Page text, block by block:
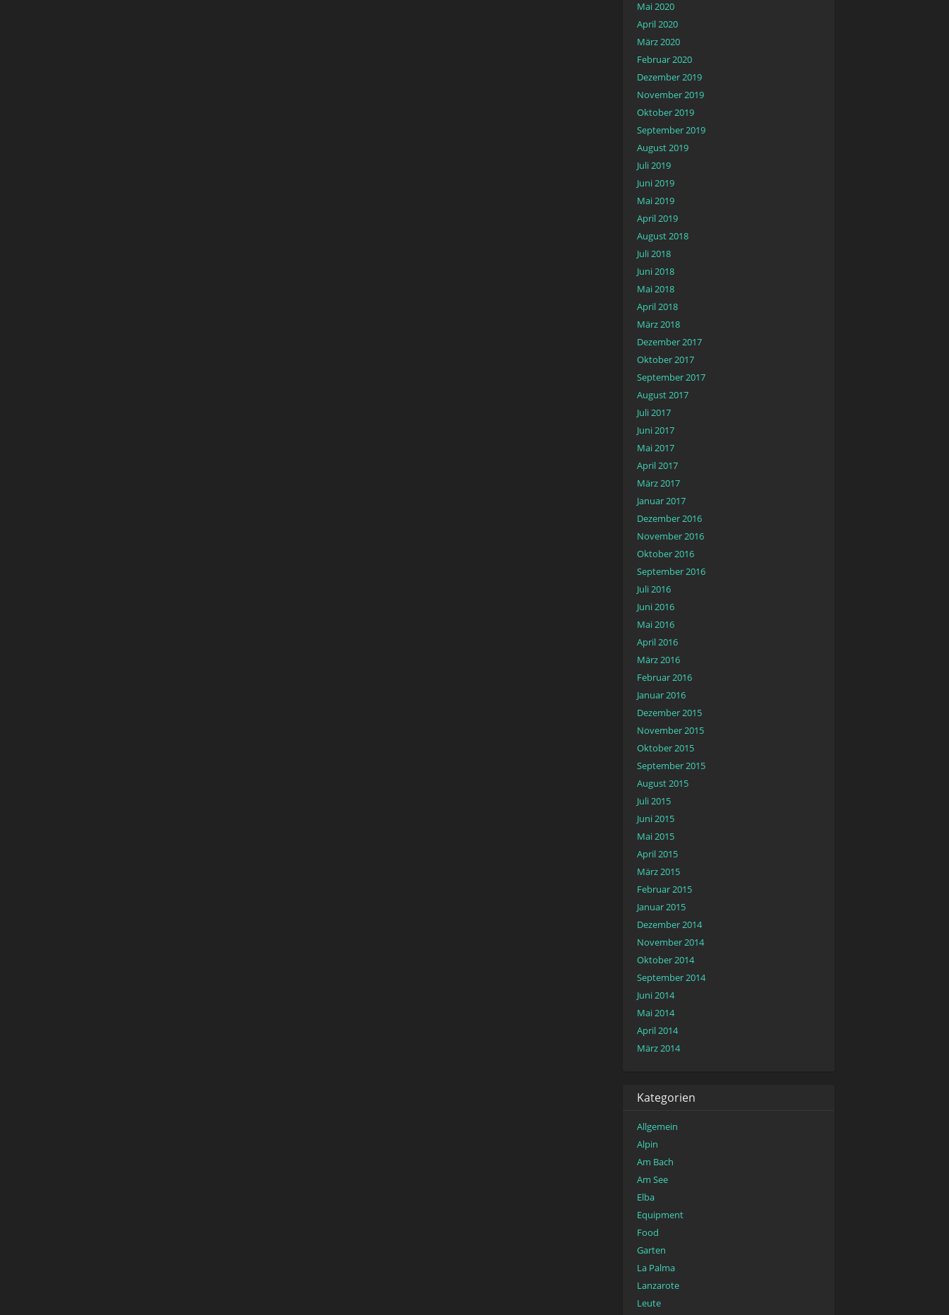
Mai 2020
April 2020
März 2020
Februar 2020
Dezember 2019
November 2019
Oktober 2019
September 2019
August 2019
Juli 2019
Juni 2019
Mai 2019
April 2019
August 2018
Juli 2018
Juni 2018
Mai 2018
April 2018
März 2018
Dezember 2017
Oktober 2017
September 2017
August 2017
Juli 2017
Juni 2017
Mai 2017
April 2017
März 2017
Januar 2017
Dezember 2016
November 2016
Oktober 2016
September 2016
Juli 2016
Juni 2016
Mai 2016
April 2016
März 2016
Februar 2016
Januar 2016
Dezember 2015
November 2015
Oktober 2015
September 2015
August 2015
Juli 2015
Juni 2015
Mai 2015
April 2015
März 2015
Februar 2015
Januar 2015
Dezember 2014
November 2014
Oktober 2014
September 2014
Juni 2014
Mai 2014
April 2014
März 2014
Kategorien
Allgemein
Alpin
Am Bach
Am See
Elba
Equipment
Food
Garten
La Palma
Lanzarote
Leute